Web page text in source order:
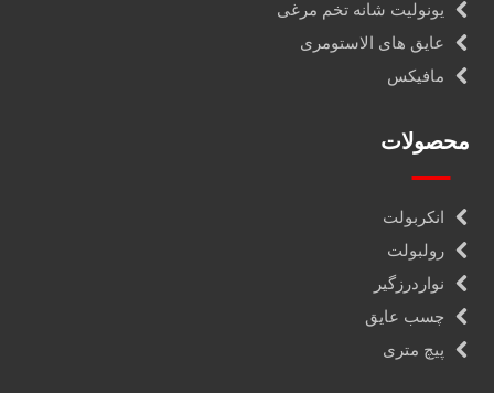
یونولیت شانه تخم مرغی
عایق های الاستومری
مافیکس
محصولات
انکربولت
رولبولت
نواردرزگیر
چسب عایق
پیچ متری